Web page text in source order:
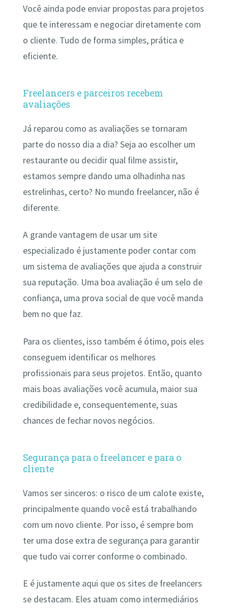
Você ainda pode enviar propostas para projetos
que te interessam e negociar diretamente com
o cliente. Tudo de forma simples, prática e
eficiente.
Freelancers e parceiros recebem
avaliações
Já reparou como as avaliações se tornaram
parte do nosso dia a dia? Seja ao escolher um
restaurante ou decidir qual filme assistir,
estamos sempre dando uma olhadinha nas
estrelinhas, certo? No mundo freelancer, não é
diferente.
A grande vantagem de usar um site
especializado é justamente poder contar com
um sistema de avaliações que ajuda a construir
sua reputação. Uma boa avaliação é um selo de
confiança, uma prova social de que você manda
bem no que faz.
Para os clientes, isso também é ótimo, pois eles
conseguem identificar os melhores
profissionais para seus projetos. Então, quanto
mais boas avaliações você acumula, maior sua
credibilidade e, consequentemente, suas
chances de fechar novos negócios.
Segurança para o freelancer e para o
cliente
Vamos ser sinceros: o risco de um calote existe,
principalmente quando você está trabalhando
com um novo cliente. Por isso, é sempre bom
ter uma dose extra de segurança para garantir
que tudo vai correr conforme o combinado.
E é justamente aqui que os sites de freelancers
se destacam. Eles atuam como intermediários